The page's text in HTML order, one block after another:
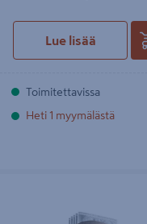
Lue lisää
Toimitettavissa
Heti 1 myymälästä